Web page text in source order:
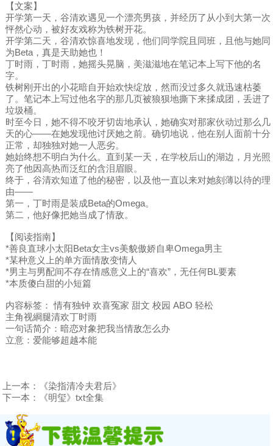
【文案】
开学第一天，谷清欢遇见一个漂亮男孩，并经历了从小到大第一次
怦然心动，被好友戏称为铁树开花。
开学第二天，谷清欢惊喜地发现，他们同学院且同班，且他与她同
为Beta，真是天助她也！
丁时雨，丁时雨，她摇头晃脑，美滋滋地在笔记本上写下他的名
字。
铁树刚开出的小花暗自开始欢快绽放，然而没过多久就迅速枯萎
了。笔记本上写过他名字的那几页被狼狈地撕下来揉成团，丢进了
垃圾桶。
时至今日，她不得不咬牙切齿地承认，她确实对那家伙动过那么几
天的心——在她发现他讨厌她之前。确切地说，他在别人面前十分
正常，却独独对她一人恶劣。
她始终想不明白为什么。直到某一天，在学校后山的湖边，月光照
亮了他因高热而泛红的含泪眉眼。
终于，谷清欢知道了他的秘密，以及他一直以来对她刻薄以待的理
由——
第一，丁时雨是装成Beta的Omega。
第二，他好像把她当成了情敌。
【阅读指南】
*善良直球小太阳Beta女主vs美貌傲娇自卑Omega男主
*某种意义上的单方面情敌变情人
*男主与男配间不存在情感意义上的“喜欢”，无任何BL要素
*本质傻白甜的小短篇
内容标签： 情有独钟 欢喜冤家 甜文 校园 ABO 轻松
主角视綗腿清欢丁时雨
一句话简介：暗恋对象把我当情敌怎么办
立意：爱能够超越本能
上一本：
《染指清冷夫君后》
下一本：
《明玺》txt全集